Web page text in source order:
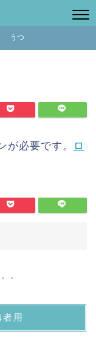
うつ
が必要です。
ロ
用